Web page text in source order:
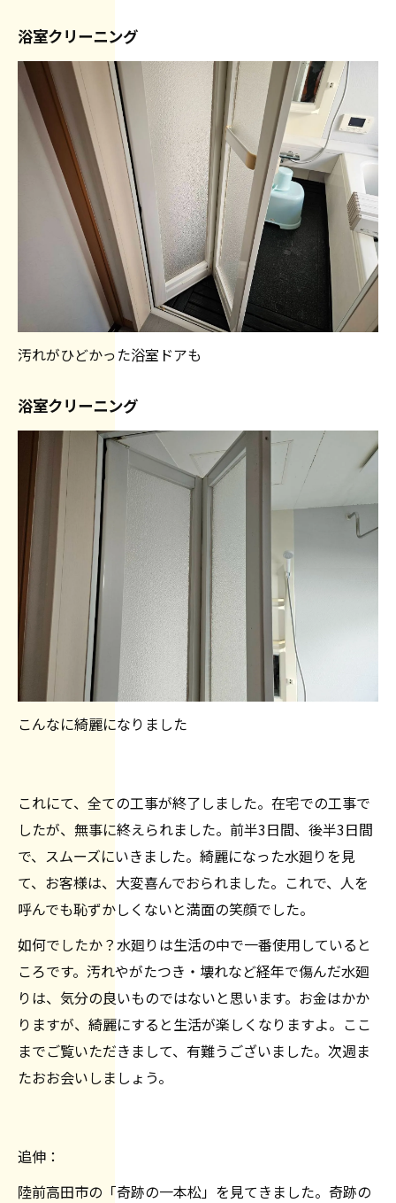
浴室クリーニング
汚れがひどかった浴室ドアも
浴室クリーニング
こんなに綺麗になりました
これにて、全ての工事が終了しました。在宅での工事で
したが、無事に終えられました。前半3日間、後半3日間
で、スムーズにいきました。綺麗になった水廻りを見
て、お客様は、大変喜んでおられました。これで、人を
呼んでも恥ずかしくないと満面の笑顔でした。
如何でしたか？水廻りは生活の中で一番使用していると
ころです。汚れやがたつき・壊れなど経年で傷んだ水廻
りは、気分の良いものではないと思います。お金はかか
りますが、綺麗にすると生活が楽しくなりますよ。ここ
までご覧いただきまして、有難うございました。次週ま
たおお会いしましょう。
追伸：
陸前高田市の「奇跡の一本松」を見てきました。奇跡の